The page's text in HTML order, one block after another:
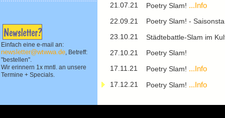
Einfach eine e-mail an:
newsletter@wtwwa.de, Betreff:
"bestellen".
Wir erinnern 1x mntl. an unsere
Termine + Specials.
21.07.21 Poetry Slam! ...Info
22.09.21
Poetry Slam! -
23.10.21
Städtebattle-Slam im
27.10.21
Poetry Slam!
17.11.21
Poetry Slam! ...Info
17.12.21 Poetry Slam! ...Info